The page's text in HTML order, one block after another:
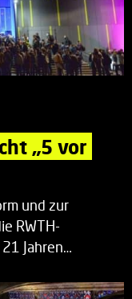
„5 vor
und zur
RWTH-
Jahren…